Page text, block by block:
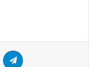
WhatsApp